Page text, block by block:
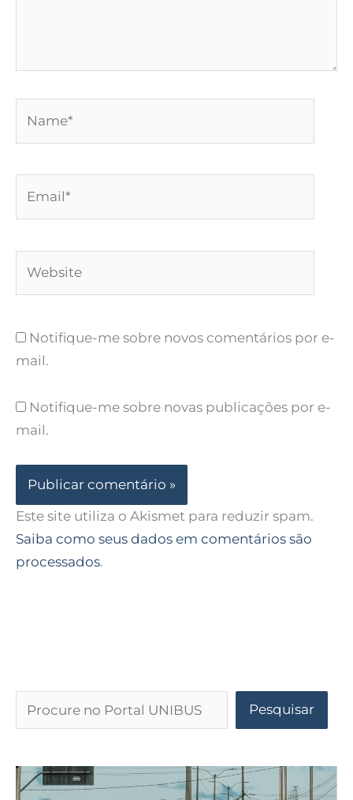
Notifique-me sobre novos comentários por e-
mail.
Notifique-me sobre novas publicações por e-
mail.
Este site utiliza o Akismet para reduzir spam.
Saiba como seus dados em comentários são
processados.
Pesquisar